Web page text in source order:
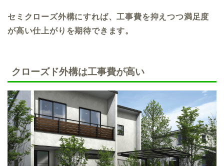
セミクローズ外構にすれば、工事費を抑えつつ満足度
が高い仕上がりを期待できます。
クローズド外構は工事費が高い